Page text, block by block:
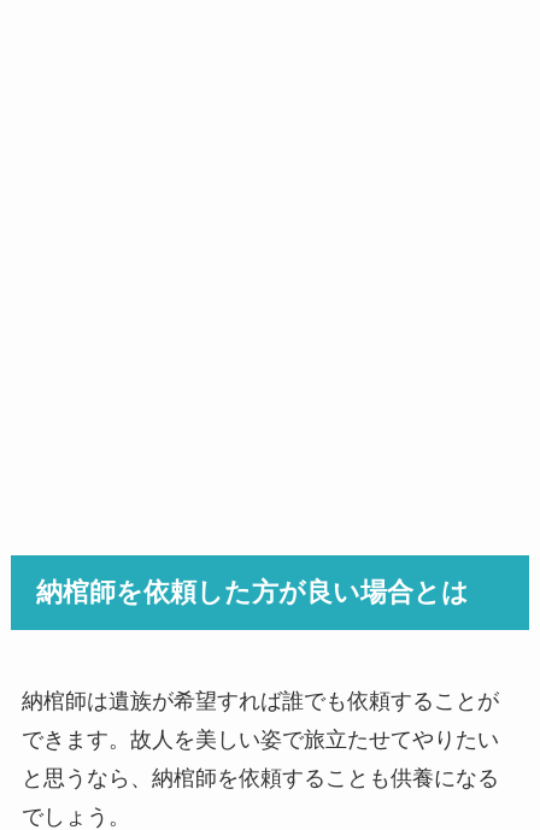
納棺師を依頼した方が良い場合とは
納棺師は遺族が希望すれば誰でも依頼することが
できます。故人を美しい姿で旅立たせてやりたい
と思うなら、納棺師を依頼することも供養になる
でしょう。